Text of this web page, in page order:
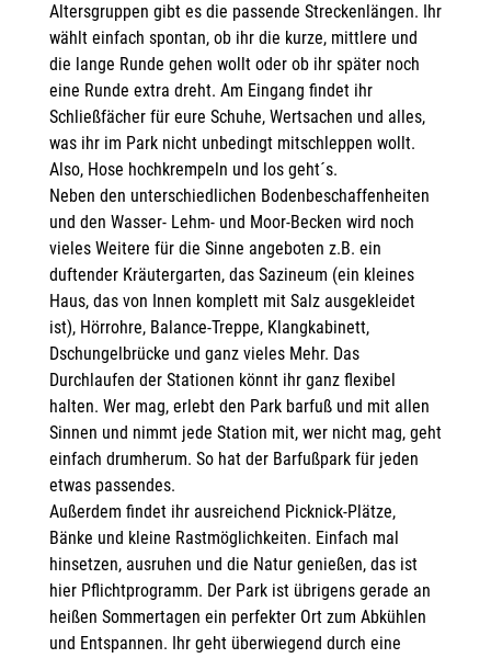
Altersgruppen gibt es die passende Streckenlängen. Ihr
wählt einfach spontan, ob ihr die kurze, mittlere und
die lange Runde gehen wollt oder ob ihr später noch
eine Runde extra dreht. Am Eingang findet ihr
Schließfächer für eure Schuhe, Wertsachen und alles,
was ihr im Park nicht unbedingt mitschleppen wollt.
Also, Hose hochkrempeln und los geht´s.
Neben den unterschiedlichen Bodenbeschaffenheiten
und den Wasser- Lehm- und Moor-Becken wird noch
vieles Weitere für die Sinne angeboten z.B. ein
duftender Kräutergarten, das Sazineum (ein kleines
Haus, das von Innen komplett mit Salz ausgekleidet
ist), Hörrohre, Balance-Treppe, Klangkabinett,
Dschungelbrücke und ganz vieles Mehr. Das
Durchlaufen der Stationen könnt ihr ganz flexibel
halten. Wer mag, erlebt den Park barfuß und mit allen
Sinnen und nimmt jede Station mit, wer nicht mag, geht
einfach drumherum. So hat der Barfußpark für jeden
etwas passendes.
Außerdem findet ihr ausreichend Picknick-Plätze,
Bänke und kleine Rastmöglichkeiten. Einfach mal
hinsetzen, ausruhen und die Natur genießen, das ist
hier Pflichtprogramm. Der Park ist übrigens gerade an
heißen Sommertagen ein perfekter Ort zum Abkühlen
und Entspannen. Ihr geht überwiegend durch eine